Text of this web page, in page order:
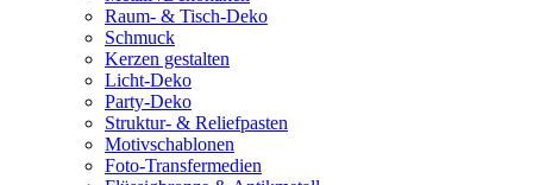
Raum- & Tisch-Deko
Schmuck
Kerzen gestalten
Licht-Deko
Party-Deko
Struktur- & Reliefpasten
Motivschablonen
Foto-Transfermedien